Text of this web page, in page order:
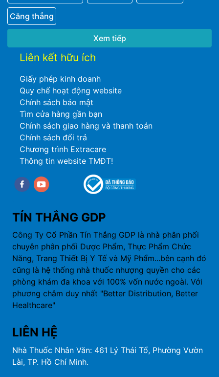
Căng thẳng
Xem tiếp
Liên kết hữu ích
Giấy phép kinh doanh
Quy chế hoạt động website
Chính sách bảo mật
Tìm cửa hàng gần bạn
Chính sách giao hàng và thanh toán
Chính sách đổi trả
Chương trình Extracare
Thông tin website TMĐT!
Facebookyoutube
TÍN THẮNG GDP
Công Ty Cổ Phần Tín Thắng GDP là nhà phân phối
chuyên phân phối Dược Phẩm, Thực Phẩm Chức
Năng, Trang Thiết Bị Y Tế và Mỹ Phẩm...bên cạnh đó
cũng là hệ thống nhà thuốc nhượng quyền cho các
phòng khám đa khoa với 100% vốn nước ngoài. Với
phương châm duy nhất "Better Distribution, Better
Healthcare"
LIÊN HỆ
Nhà Thuốc Nhân Văn: 461 Lý Thái Tổ, Phường Vườn
Lài, TP. Hồ Chí Minh.